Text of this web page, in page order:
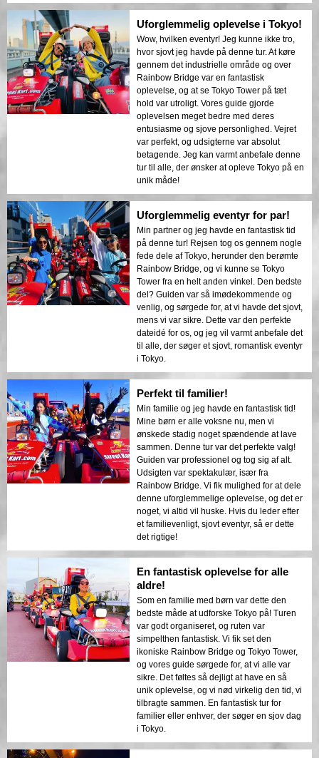
Uforglemmelig oplevelse i Tokyo!
Wow, hvilken eventyr! Jeg kunne ikke tro,
hvor sjovt jeg havde på denne tur. At køre
gennem det industrielle område og over
Rainbow Bridge var en fantastisk
oplevelse, og at se Tokyo Tower på tæt
hold var utroligt. Vores guide gjorde
oplevelsen meget bedre med deres
entusiasme og sjove personlighed. Vejret
var perfekt, og udsigterne var absolut
betagende. Jeg kan varmt anbefale denne
tur til alle, der ønsker at opleve Tokyo på en
unik måde!
Uforglemmelig eventyr for par!
Min partner og jeg havde en fantastisk tid
på denne tur! Rejsen tog os gennem nogle
fede dele af Tokyo, herunder den berømte
Rainbow Bridge, og vi kunne se Tokyo
Tower fra en helt anden vinkel. Den bedste
del? Guiden var så imødekommende og
venlig, og sørgede for, at vi havde det sjovt,
mens vi var sikre. Dette var den perfekte
dateidé for os, og jeg vil varmt anbefale det
til alle, der søger et sjovt, romantisk eventyr
i Tokyo.
Perfekt til familier!
Min familie og jeg havde en fantastisk tid!
Mine børn er alle voksne nu, men vi
ønskede stadig noget spændende at lave
sammen. Denne tur var det perfekte valg!
Guiden var professionel og tog sig af alt.
Udsigten var spektakulær, især fra
Rainbow Bridge. Vi fik mulighed for at dele
denne uforglemmelige oplevelse, og det er
noget, vi altid vil huske. Hvis du leder efter
et familievenligt, sjovt eventyr, så er dette
det rigtige!
En fantastisk oplevelse for alle
aldre!
Som en familie med børn var dette den
bedste måde at udforske Tokyo på! Turen
var godt organiseret, og ruten var
simpelthen fantastisk. Vi fik set den
ikoniske Rainbow Bridge og Tokyo Tower,
og vores guide sørgede for, at vi alle var
sikre. Det føltes så dejligt at have en så
unik oplevelse, og vi nød virkelig den tid, vi
tilbragte sammen. En fantastisk tur for
familier eller enhver, der søger en sjov dag
i Tokyo.